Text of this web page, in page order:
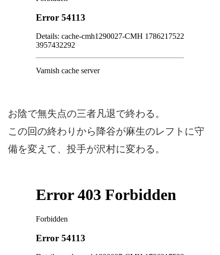
お陰で無失点の三者凡退で終わる。
この回の終わりから降谷が麻生のレフトに守
備を変えて、投手が沢村に変わる。